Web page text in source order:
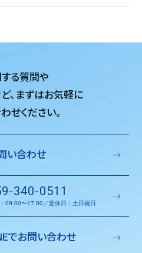
る質問や
、 まずはお気軽に
せください。
い合わせ
340-0511
09:00〜17:00／定休日：土日祝日
でお問い合わせ